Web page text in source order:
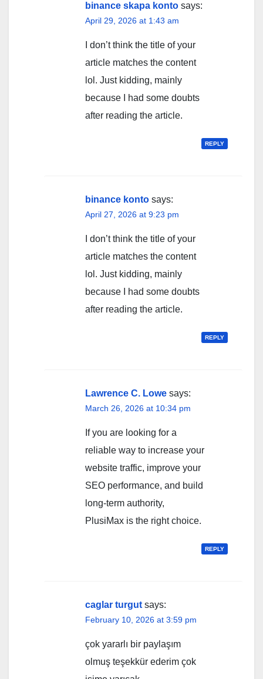
binance skapa konto says:
April 29, 2026 at 1:43 am
I don’t think the title of your
article matches the content
lol. Just kidding, mainly
because I had some doubts
after reading the article.
REPLY
binance konto says:
April 27, 2026 at 9:23 pm
I don’t think the title of your
article matches the content
lol. Just kidding, mainly
because I had some doubts
after reading the article.
REPLY
Lawrence C. Lowe says:
March 26, 2026 at 10:34 pm
If you are looking for a
reliable way to increase your
website traffic, improve your
SEO performance, and build
long-term authority,
PlusiMax is the right choice.
REPLY
caglar turgut says:
February 10, 2026 at 3:59 pm
çok yararlı bir paylaşım
olmuş teşekkür ederim çok